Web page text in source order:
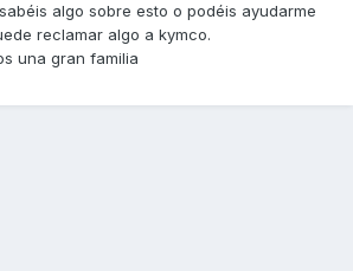
algo sobre esto o podéis ayudarme
reclamar algo a kymco.
una gran familia